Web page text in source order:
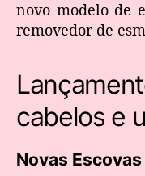
novo modelo de
removedor de
cabelos e
Novas